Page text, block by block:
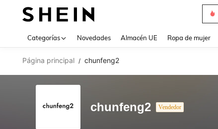
Categorías Novedades Almacén UE Ropa de mujer
Página principal / chunfeng2
chunfeng2 Vendedor